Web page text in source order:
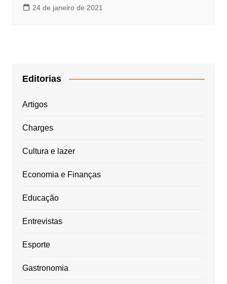
24 de janeiro de 2021
Editorias
Artigos
Charges
Cultura e lazer
Economia e Finanças
Educação
Entrevistas
Esporte
Gastronomia